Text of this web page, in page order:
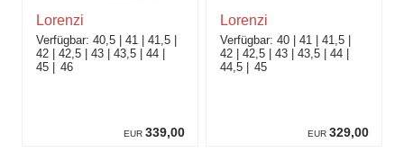
EUR 339,00
Lorenzi
40,5 41
41,5
42
42,5 43 43,5
44
45
46
EUR 329,00
Lorenzi
40 41
41,5
42
42,5 43 43,5
44
44,5
45